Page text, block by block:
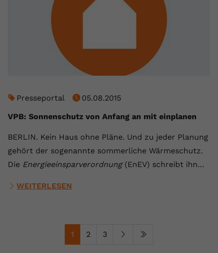
Presseportal
05.08.2015
VPB: Sonnenschutz von Anfang an mit einplanen
BERLIN. Kein Haus ohne Pläne. Und zu jeder Planung
gehört der sogenannte sommerliche Wärmeschutz.
Die Energieeinsparverordnung(EnEV) schreibt ihn…
WEITERLESEN
1 2 3